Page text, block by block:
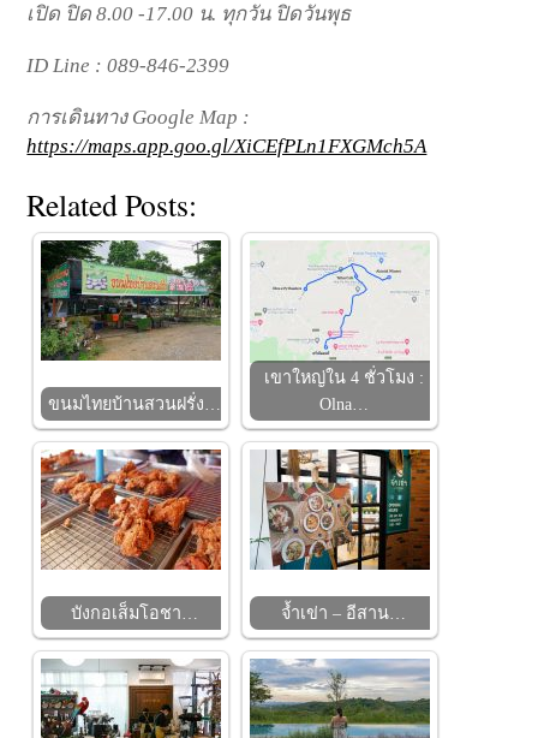
เปิด ปิด 8.00 -17.00 น. ทุกวัน ปิดวันพุธ
ID Line : 089-846-2399
การเดินทาง Google Map :
https://maps.app.goo.gl/XiCEfPLn1FXGMch5A
Related Posts:
ขนมไทยบ้านสวนฝรั่ง…
เขาใหญ่ใน 4 ชั่วโมง :
Olna…
บังกอเส็มโอชา… จ้ำเข่า – อีสาน…